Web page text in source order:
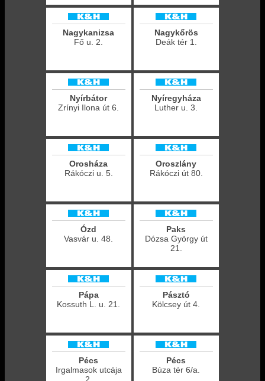
Nagykanizsa
Fő u. 2.
Nagykőrös
Deák tér 1.
Nyírbátor
Zrínyi Ilona út 6.
Nyíregyháza
Luther u. 3.
Orosháza
Rákóczi u. 5.
Oroszlány
Rákóczi út 80.
Ózd
Vasvár u. 48.
Paks
Dózsa György út
21.
Pápa
Kossuth L. u. 21.
Pásztó
Kölcsey út 4.
Pécs
Irgalmasok utcája
Pécs
Búza tér 6/a.